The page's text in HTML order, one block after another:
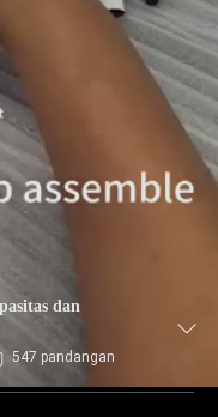
dan
547 pandangan